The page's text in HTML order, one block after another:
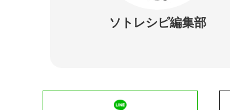
ソトレシピ編集部